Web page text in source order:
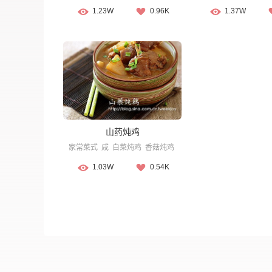
1.23W 0.96K 1.37W
山药炖鸡
家常菜式 咸 白菜炖鸡 香菇炖鸡
1.03W 0.54K